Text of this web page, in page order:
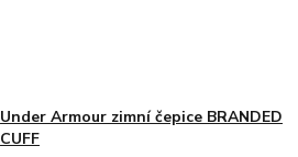
Under Armour zimní čepice BRANDED
CUFF